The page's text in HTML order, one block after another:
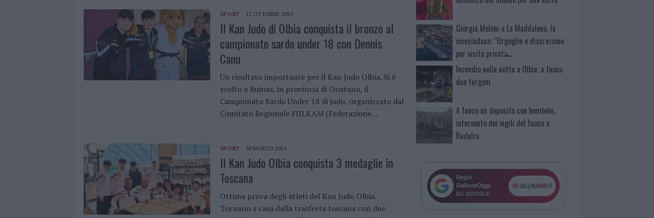
SPORT 12 OTTOBRE 2025
Il Kan Judo di Olbia conquista il bronzo al
campionato sardo under 18 con Dennis
Canu
Un risultato importante per il Kan Judo Olbia. Si è
svolto a Ruinas, in provincia di Oristano, il
Campionato Sardo Under 18 di judo, organizzato dal
Comitato Regionale FIJLKAM (Federazione…
SPORT 30 MARZO 2024
Il Kan Judo Olbia conquista 3 medaglie in
Toscana
Ottima prova degli atleti del Kan Judo Olbia.
Tornano a casa dalla trasferta toscana con due
Giorgia Meloni a La Maddalena, la
vicesindaco: “Orgoglio e discrezione
per visita privata̶…
Incendio nella notte a Olbia, a fuoco
due furgoni
A fuoco un deposito con bombole,
intervento dei vigili del fuoco a
Rudalza